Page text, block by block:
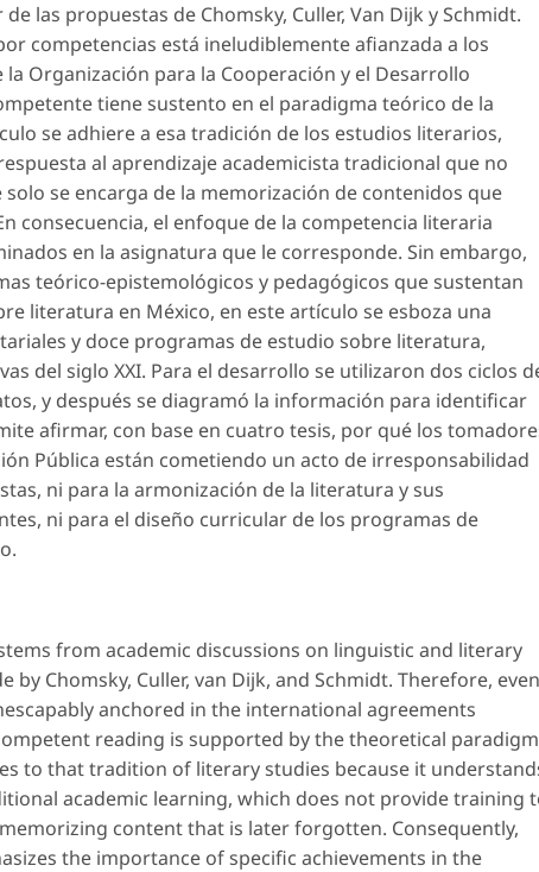
las propuestas de Chomsky, Culler, Van Dijk y Schmidt.
competencias está ineludiblemente afianzada a los
Organización para la Cooperación y el Desarrollo
tiene sustento en el paradigma teórico de la
se adhiere a esa tradición de los estudios literarios,
al aprendizaje academicista tradicional que no
se encarga de la memorización de contenidos que
consecuencia, el enfoque de la competencia literaria
en la asignatura que le corresponde. Sin embargo,
teórico-epistemológicos y pedagógicos que sustentan
literatura en México, en este artículo se esboza una
y doce programas de estudio sobre literatura,
del siglo XXI. Para el desarrollo se utilizaron dos ciclos
, y después se diagramó la información para identificar
afirmar, con base en cuatro tesis, por qué los
Pública están cometiendo un acto de irresponsabilidad
ni para la armonización de la literatura y sus
ni para el diseño curricular de los programas de
from academic discussions on linguistic and literary
Chomsky, Culler, van Dijk, and Schmidt. Therefore, even
anchored in the international agreements
reading is supported by the theoretical paradigm
to that tradition of literary studies because it
academic learning, which does not provide training
content that is later forgotten. Consequently,
the importance of specific achievements in the